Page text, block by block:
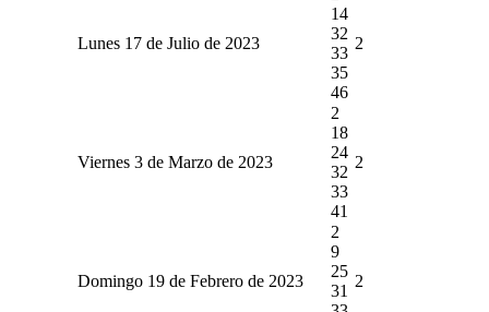
Lunes 17 de Julio de 2023
14
32
33
35
46
2
Viernes 3 de Marzo de 2023
2
18
24
32
33
41
2
Domingo 19 de Febrero de 2023
2
9
25
31
2